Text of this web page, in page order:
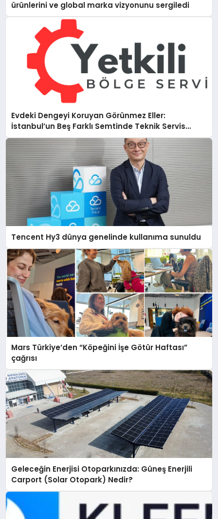
ürünlerini ve global marka vizyonunu sergiledi
Evdeki Dengeyi Koruyan Görünmez Eller:
İstanbul’un Beş Farklı Semtinde Teknik Servis
Gerçeği
Tencent Hy3 dünya genelinde kullanıma sunuldu
Mars Türkiye’den “Köpeğini İşe Götür Haftası”
çağrısı
Geleceğin Enerjisi Otoparkınızda: Güneş Enerjili
Carport (Solar Otopark) Nedir?